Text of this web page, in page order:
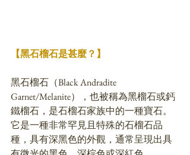
【黑石榴石是甚麼？】
黑石榴石（Black Andradite
Garnet/Melanite），也被稱為黑榴石或鈣
鐵榴石，是石榴石家族中的一種寶石。
它是一種非常罕見且特殊的石榴石品
種，具有深黑色的外觀，通常呈現出具